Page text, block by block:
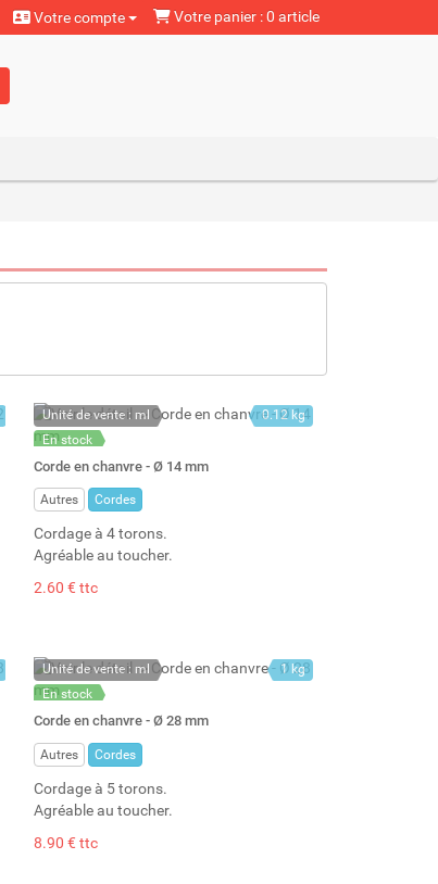
Votre compte Votre panier : 0 article
Unité de vente : ml
En stock
Stock : 73
0.12 kg
Corde en chanvre - Ø 14 mm
Autres Cordes
Cordage à 4 torons.
Agréable au toucher.
2.60 € ttc
Unité de vente : ml
En stock
Stock : 15
1 kg
Corde en chanvre - Ø 28 mm
Autres Cordes
Cordage à 5 torons.
Agréable au toucher.
8.90 € ttc